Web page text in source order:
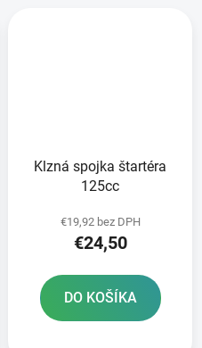
Klzná spojka štartéra
125cc
€19,92 bez DPH
€24,50
DO KOŠÍKA